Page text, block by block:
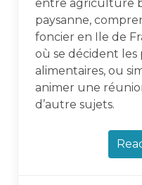
entre agriculture
paysanne,
foncier en Ile de
où se décident les
alimentaires, ou
animer une
d’autre sujets.